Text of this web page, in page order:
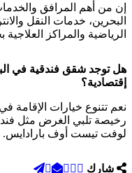
إن من أهم المرافق
البحرين، خدمات النقل
الرياضية والمراكز
هل توجد شقق فندقية في
إقتصادية؟
نعم تتنوع خيارات
رخيصة تلبي الغرض مثل
لوفت تيست أوف بارادايس.
شارك